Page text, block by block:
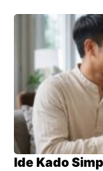
Ide Kado